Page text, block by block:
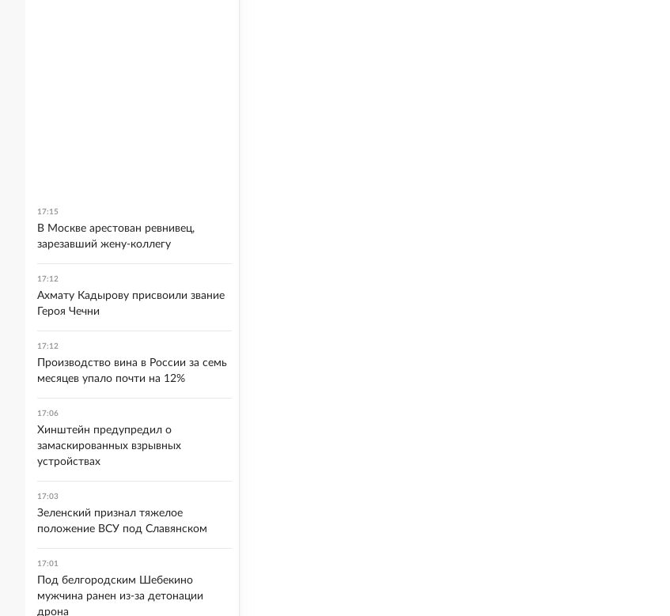
17:15
В Москве арестован ревнивец,
зарезавший жену-коллегу
17:12
Ахмату Кадырову присвоили звание
Героя Чечни
17:12
Производство вина в России за семь
месяцев упало почти на 12%
17:06
Хинштейн предупредил о
замаскированных взрывных
устройствах
17:03
Зеленский признал тяжелое
положение ВСУ под Славянском
17:01
Под белгородским Шебекино
мужчина ранен из-за детонации
дрона